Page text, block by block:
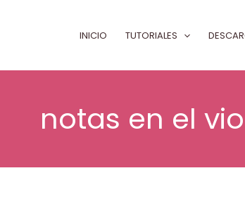
INICIO TUTORIALES
notas en el